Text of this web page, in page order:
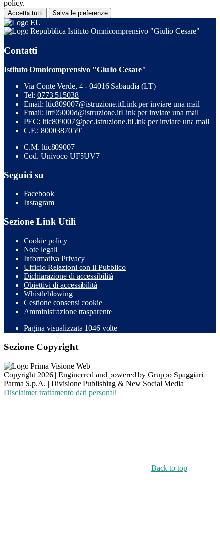
policy.
Accetta tutti Salva le preferenze
Istituto Omnicomprensivo "Giulio Cesare"
Contatti
Istituto Omnicomprensivo "Giulio Cesare"
Via Conte Verde, 4 - 04016 Sabaudia (LT)
Tel: 0773 515038
Email: ltic809007@istruzione.itLink per inviare una mail
Email: lttf05000d@istruzione.itLink per inviare una mail
PEC: ltic809007@pec.istruzione.itLink per inviare una mail
C.F.: 80003870591
C.M. ltic809007
Cod. Univoco UF5UV7
Seguici su
Facebook
Instagram
Sezione Link Utili
Cookie policy
Note legali
Informativa Privacy
Ufficio Relazioni con il Pubblico
Dichiarazione di accessibilità
Obiettivi di accessibilità
Whistleblowing
Gestione consensi cookie
Amministrazione trasparente
Pagina visualizzata 1046 volte
Sezione Copyright
Copyright 2026 | Engineered and powered by Gruppo Spaggiari
Parma S.p.A. | Divisione Publishing & New Social Media
Disclaimer trattamento dati personali
Back to top